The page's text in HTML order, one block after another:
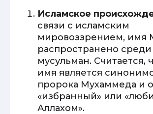
Исламское
связи с исламским
мировоззрением, имя
распространено среди
мусульман. Считается,
имя является
пророка Мухаммеда и
«избранный» или
Аллахом».